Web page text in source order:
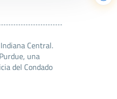
Central.
una
del Condado